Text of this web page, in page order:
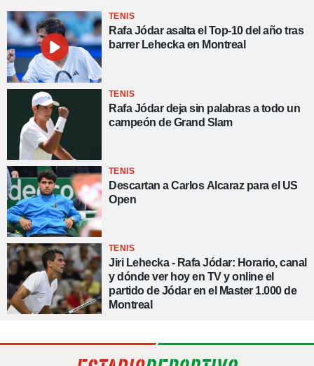
TENIS
Rafa Jódar asalta el Top-10 del año tras
barrer Lehecka en Montreal
TENIS
Rafa Jódar deja sin palabras a todo un
campeón de Grand Slam
TENIS
Descartan a Carlos Alcaraz para el US
Open
TENIS
Jiri Lehecka - Rafa Jódar: Horario, canal
y dónde ver hoy en TV y online el
partido de Jódar en el Master 1.000 de
Montreal